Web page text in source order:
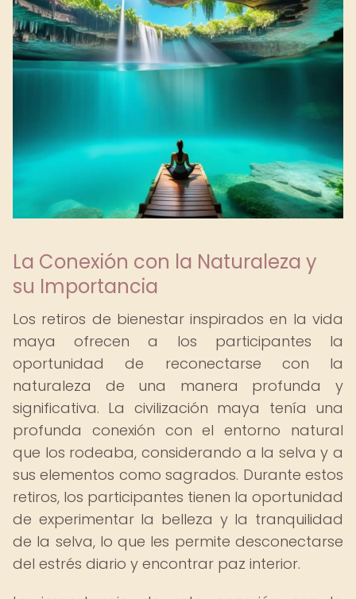
La Conexión con la Naturaleza y
su Importancia
Los retiros de bienestar inspirados en la vida
maya ofrecen a los participantes la
oportunidad de reconectarse con la
naturaleza de una manera profunda y
significativa. La civilización maya tenía una
profunda conexión con el entorno natural
que los rodeaba, considerando a la selva y a
sus elementos como sagrados. Durante estos
retiros, los participantes tienen la oportunidad
de experimentar la belleza y la tranquilidad
de la selva, lo que les permite desconectarse
del estrés diario y encontrar paz interior.